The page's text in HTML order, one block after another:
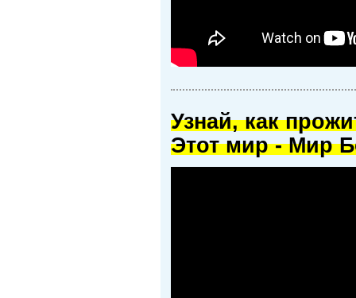
Узнай, как
Этот мир - Мир